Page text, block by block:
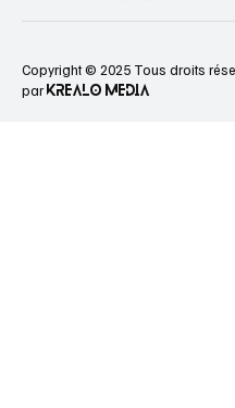
Copyright © 2025 Tous droits
par KREALO MEDIA